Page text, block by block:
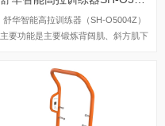
舒华智能高拉训练器（SH-O5004Z）
主要功能是主要锻炼背阔肌、斜方肌下